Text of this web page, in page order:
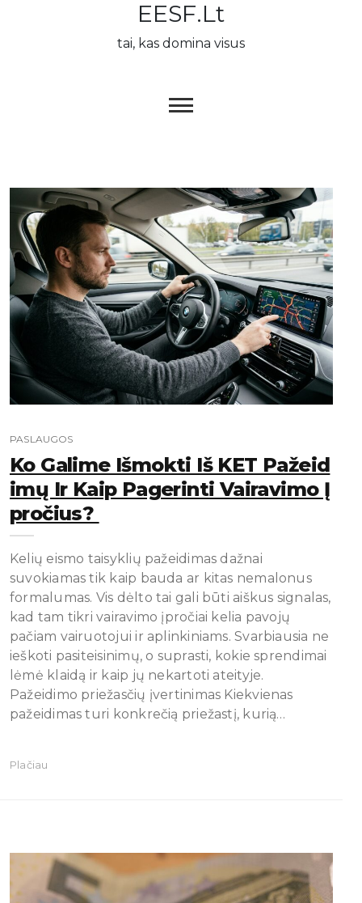
EESF.lt
tai, kas domina visus
PASLAUGOS
Ko Galime Išmokti Iš KET Pažeid
Imų Ir Kaip Pagerinti Vairavimo Į
Pročius?
Kelių eismo taisyklių pažeidimas dažnai
suvokiamas tik kaip bauda ar kitas nemalonus
formalumas. Vis dėlto tai gali būti aiškus signalas,
kad tam tikri vairavimo įpročiai kelia pavojų
pačiam vairuotojui ir aplinkiniams. Svarbiausia ne
ieškoti pasiteisinimų, o suprasti, kokie sprendimai
lėmė klaidą ir kaip jų nekartoti ateityje.
Pažeidimo priežasčių įvertinimas Kiekvienas
pažeidimas turi konkrečią priežastį, kurią…
Plačiau